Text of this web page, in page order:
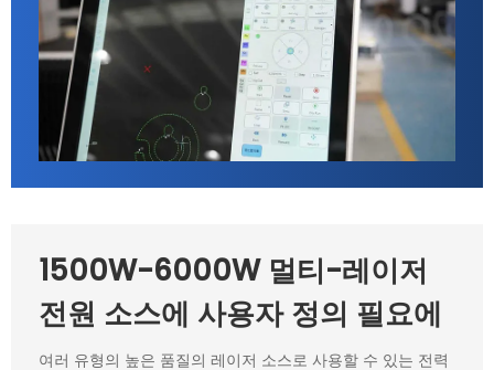
1500W-6000W 멀티-레이저
전원 소스에 사용자 정의 필요에
여러 유형의 높은 품질의 레이저 소스로 사용할 수 있는 전력